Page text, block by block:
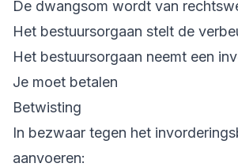
De dwangsom wordt van
Het bestuursorgaan stelt de
Het bestuursorgaan neemt een
Je moet betalen
Betwisting
In bezwaar tegen het
aanvoeren: